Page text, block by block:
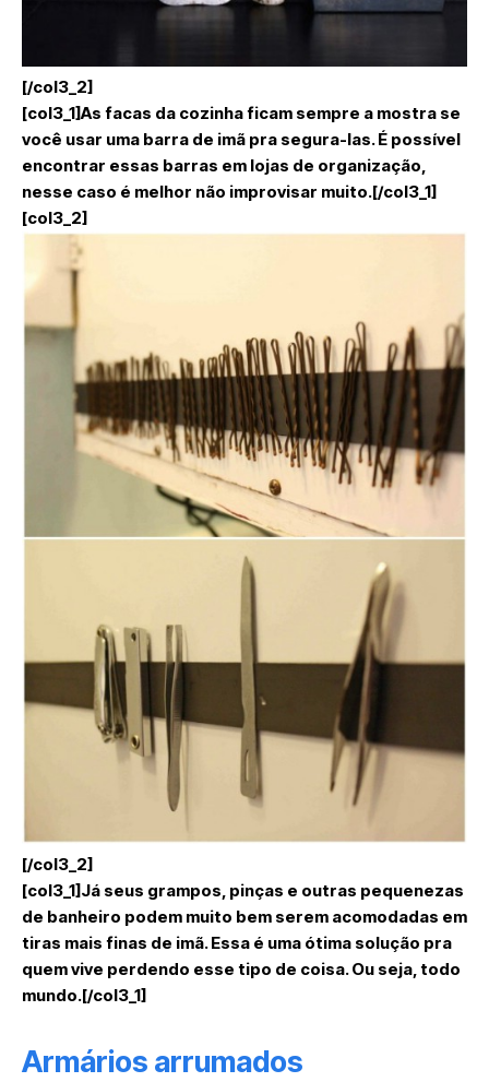
[/col3_2]
[col3_1]As facas da cozinha ficam sempre a mostra se
você usar uma barra de imã pra segura-las. É possível
encontrar essas barras em lojas de organização,
nesse caso é melhor não improvisar muito.[/col3_1]
[col3_2]
[/col3_2]
[col3_1]Já seus grampos, pinças e outras pequenezas
de banheiro podem muito bem serem acomodadas em
tiras mais finas de imã. Essa é uma ótima solução pra
quem vive perdendo esse tipo de coisa. Ou seja, todo
mundo.[/col3_1]
Armários arrumados